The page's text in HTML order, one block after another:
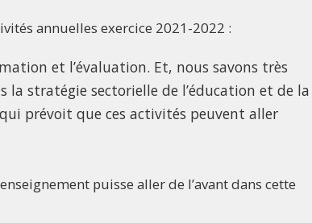
annuelles exercice 2021-2022 :
et l’évaluation. Et, nous savons très
stratégie sectorielle de l’éducation et de la
prévoit que ces activités peuvent aller
puisse aller de l’avant dans cette